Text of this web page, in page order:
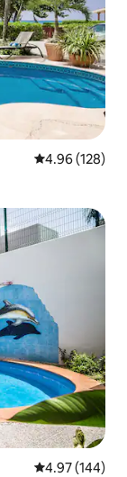
औसत रेटिंग 5 में से
4.96 (128)
औसत रेटिंग 5 में से
4.97 (144)